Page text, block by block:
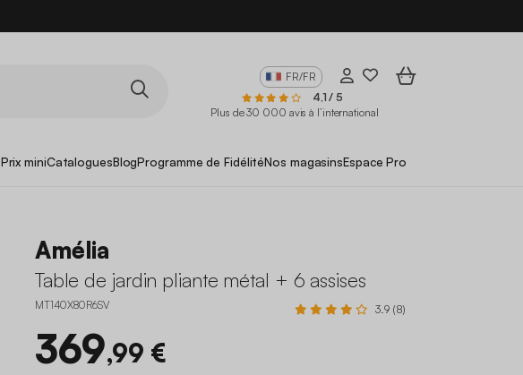
FR/FR
4,1 / 5
Plus de 30 000 avis à l’international
Prix miniCataloguesBlogProgramme de FidélitéNos magasinsEspace Pro
Amélia
Table de jardin pliante métal + 6 assises
MT140X80R6SV 3.9 (8)
369,99 €